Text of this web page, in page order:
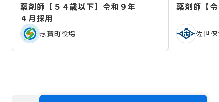
薬剤師【５４歳以下】令和９年
４月採用
志賀町役場
薬剤師【
佐世